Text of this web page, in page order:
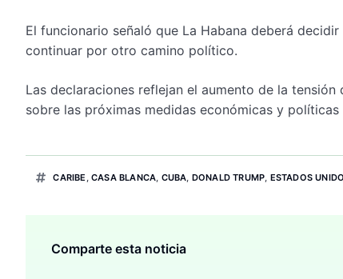
El funcionario señaló que La Habana deberá
continuar por otro camino político.
Las declaraciones reflejan el aumento de la
sobre las próximas medidas económicas y
CARIBE ,CASA BLANCA, CUBA, DONALD TRUMP, ESTADOS
Comparte esta noticia